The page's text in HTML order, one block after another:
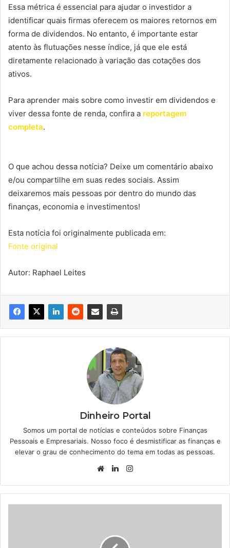
Essa métrica é essencial para ajudar o investidor a
identificar quais firmas oferecem os maiores retornos em
forma de dividendos. No entanto, é importante estar
atento às flutuações nesse índice, já que ele está
diretamente relacionado à variação das cotações dos
ativos.
Para aprender mais sobre como investir em dividendos e
viver dessa fonte de renda, confira a reportagem
completa.
O que achou dessa notícia? Deixe um comentário abaixo
e/ou compartilhe em suas redes sociais. Assim
deixaremos mais pessoas por dentro do mundo das
finanças, economia e investimentos!
Esta notícia foi originalmente publicada em:
Fonte original
Autor: Raphael Leites
Dinheiro Portal
Somos um portal de notícias e conteúdos sobre Finanças
Pessoais e Empresariais. Nosso foco é desmistificar as finanças e
elevar o grau de conhecimento do tema em todas as pessoas.
WebsiteLinkedin